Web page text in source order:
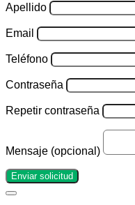
Apellido
Email
Teléfono
Contraseña
Repetir contraseña
Mensaje (opcional)
Enviar solicitud